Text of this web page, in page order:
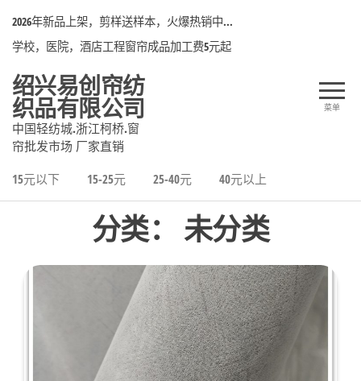
容
2026年新品上架，剪样送样本，火爆热销中...
学校，医院，酒店工程窗帘成品加工费5元起
绍兴易创帘纺
织品有限公司
中国轻纺城.浙江柯桥.窗
帘批发市场 厂家直销
菜单
15元以下 15-25元 25-40元 40元以上
分类： 未分类